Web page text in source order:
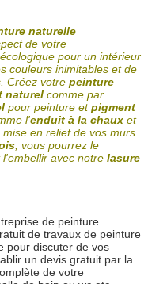
naturelle
de votre
écologique pour un intérieur
couleurs inimitables et de
Créez votre peinture
naturel comme par
pour peinture et pigment
l'enduit à la chaux et
en relief de vos murs.
, vous pourrez le
l'embellir avec notre lasure
de peinture
de travaux de peinture
pour discuter de vos
un devis gratuit par la
de votre